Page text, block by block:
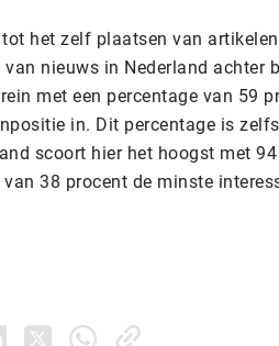
het zelf plaatsen van
nieuws in Nederland achter
met een percentage van 59
in. Dit percentage is
scoort hier het hoogst met
38 procent de minste